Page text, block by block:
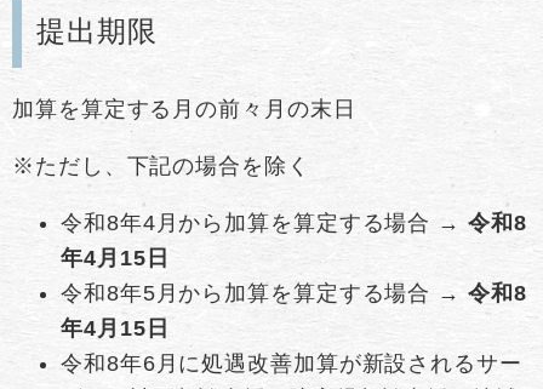
提出期限
加算を算定する月の前々月の末日
※ただし、下記の場合を除く
令和8年4月から加算を算定する場合 → 令和8
年4月15日
令和8年5月から加算を算定する場合 → 令和8
年4月15日
令和8年6月に処遇改善加算が新設されるサー